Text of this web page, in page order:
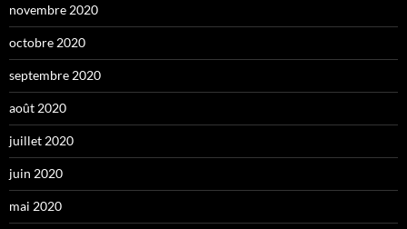
novembre 2020
octobre 2020
septembre 2020
août 2020
juillet 2020
juin 2020
mai 2020